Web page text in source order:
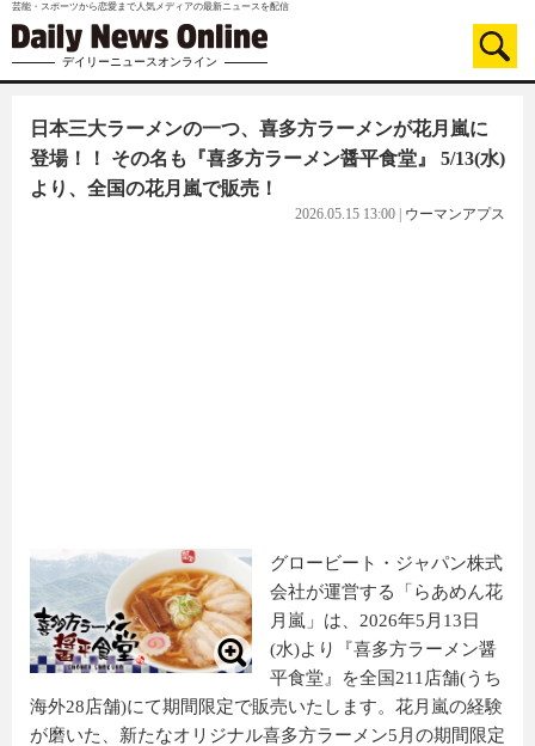
芸能・スポーツから恋愛まで人気メディアの最新ニュースを配信
デイリーニュースオンライン
日本三大ラーメンの一つ、喜多方ラーメンが花月嵐に
登場！！ その名も『喜多方ラーメン醤平食堂』 5/13(水)
より、全国の花月嵐で販売！
2026.05.15 13:00 ウーマンアプス
グロービート・ジャパン株式
会社が運営する「らあめん花
月嵐」は、2026年5月13日
(水)より『喜多方ラーメン醤
平食堂』を全国211店舗(うち
海外28店舗)にて期間限定で販売いたします。花月嵐の経験
が磨いた、新たなオリジナル喜多方ラーメン5月の期間限定